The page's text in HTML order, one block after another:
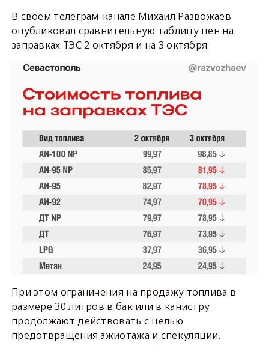
В своём телеграм-канале Михаил Развожаев
опубликовал сравнительную таблицу цен на
заправках ТЭС 2 октября и на 3 октября.
При этом ограничения на продажу топлива в
размере 30 литров в бак или в канистру
продолжают действовать с целью
предотвращения ажиотажа и спекуляции.